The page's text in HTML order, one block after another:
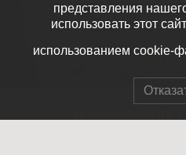
© 2007-2025
представления
использовать этот
использованием cookie-